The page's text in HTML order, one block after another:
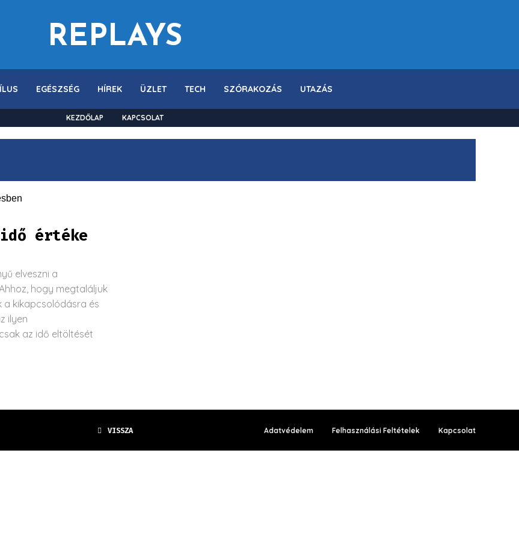
REPLAYS
EGÉSZSÉG HÍREK ÜZLET TECH SZÓRAKOZÁS UTAZÁS
KEZDŐLAP KAPCSOLAT
értéke
elveszni a
hogy megtaláljuk
a kikapcsolódásra és
ilyen
az idő eltöltését
VISSZA Adatvédelem Felhasználási Feltételek Kapcsolat